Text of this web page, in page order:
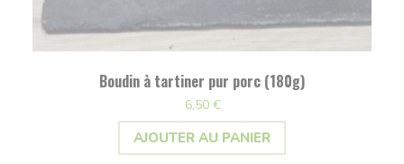
Boudin à tartiner pur porc (180g)
6,50 €
AJOUTER AU PANIER